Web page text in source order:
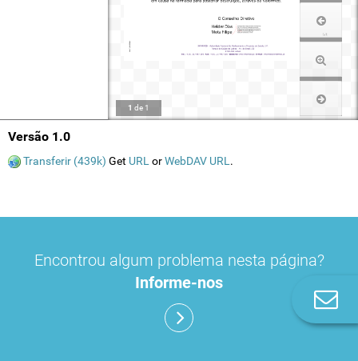
1 de 1
Versão 1.0
Transferir (439k) Get URL orWebDAV URL .
Encontrou algum problema nesta página?
Informe-nos